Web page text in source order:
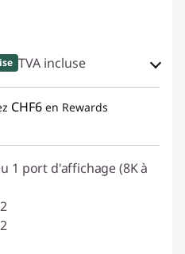
TVA incluse
:-CHF 24.90
CHF6 en Rewards
1 port d'affichage (8K à